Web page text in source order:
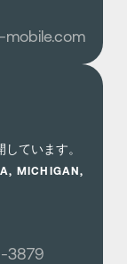
ています。
MICHIGAN,
3879